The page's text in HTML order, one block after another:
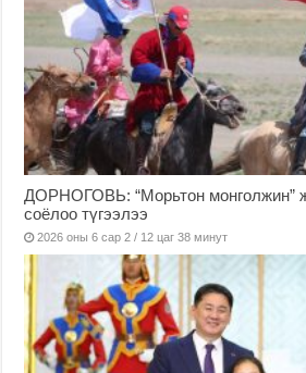
ДОРНОГОВЬ: “Морьтон монголжин”
соёлоо түгээлээ
2026 оны 6 сар 2 / 12 цаг 38 минут